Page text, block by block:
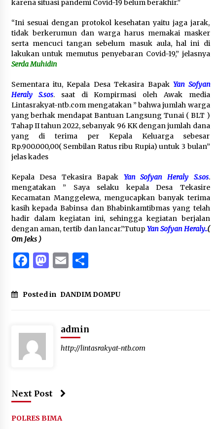
karena situasi pandemi Covid-19 belum berakhir.”
“Ini sesuai dengan protokol kesehatan yaitu jaga jarak,
tidak berkerumun dan warga harus memakai masker
serta mencuci tangan sebelum masuk aula, hal ini di
lakukan untuk memutus penyebaran Covid-19,” jelasnya
Serda Muhidin
Sementara itu, Kepala Desa Tekasira BapakYan Sofyan
Heraly S.sos. saat di Kompirmasi oleh Awak media
Lintasrakyat-ntb.com mengatakan ” bahwa jumlah warga
yang berhak mendapat Bantuan Langsung Tunai ( BLT )
Tahap II tahun 2022, sebanyak 96 KK dengan jumlah dana
yang di terima per Kepala Keluarga sebesar
Rp.900.000,00( Sembilan Ratus ribu Rupia) untuk 3 bulan”
jelas kades
Kepala Desa Tekasira Bapak Yan Sofyan Heraly S.sos.
mengatakan ” Saya selaku kepala Desa Tekasire
Kecamatan Manggelewa, mengucapkan banyak terima
kasih kepada Babinsa dan Bhabinkamtibmas yang telah
hadir dalam kegiatan ini, sehingga kegiatan berjalan
dengan aman, tertib dan lancar.”TutupYan Sofyan Heraly..(
Om Jeks )
Facebook
Mastodon
EmailShare
Posted in DANDIM DOMPU
admin
http://lintasrakyat-ntb.com
Next Post
POLRES BIMA